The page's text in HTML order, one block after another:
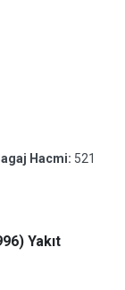
Hacmi: 521
Yakıt